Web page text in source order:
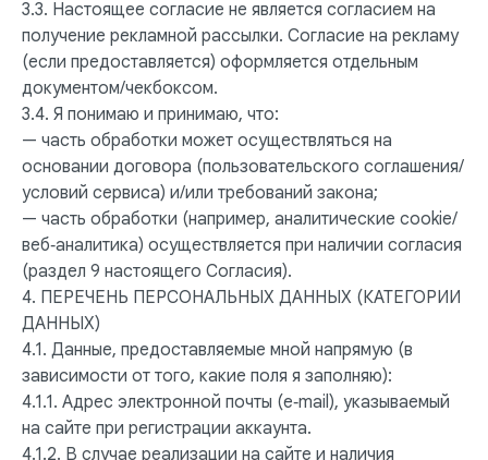
3.3. Настоящее согласие не является согласием на
получение рекламной рассылки. Согласие на рекламу
(если предоставляется) оформляется отдельным
документом/чекбоксом.
3.4. Я понимаю и принимаю, что:
— часть обработки может осуществляться на
основании договора (пользовательского соглашения/
условий сервиса) и/или требований закона;
— часть обработки (например, аналитические cookie/
веб‑аналитика) осуществляется при наличии согласия
(раздел 9 настоящего Согласия).
4. ПЕРЕЧЕНЬ ПЕРСОНАЛЬНЫХ ДАННЫХ (КАТЕГОРИИ
ДАННЫХ)
4.1. Данные, предоставляемые мной напрямую (в
зависимости от того, какие поля я заполняю):
4.1.1. Адрес электронной почты (e‑mail), указываемый
на сайте при регистрации аккаунта.
4.1.2. В случае реализации на сайте и наличия